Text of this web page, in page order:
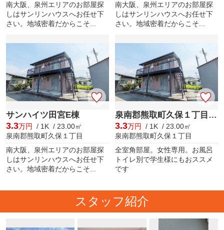
南大阪、泉州エリアのお部屋探
しはサンリンハウスへお任せ下
さい。地域密着だからこそ...
南大阪、泉州エリアのお部屋探
しはサンリンハウスへお任せ下
さい。地域密着だからこそ...
サンハイツ田宮E棟
3.3万円
/ 1K / 23.00㎡
泉南郡熊取町久保１丁目
南大阪、泉州エリアのお部屋探
しはサンリンハウスへお任せ下
さい。地域密着だからこそ...
泉南郡熊取町久保１丁目のアパート
3.3万円
/ 1K / 23.00㎡
泉南郡熊取町久保１丁目
全室角部屋。女性専用。お風呂
トイレ別で学生様にもおススメ
です
スタッフ紹介